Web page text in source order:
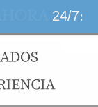
24/7: